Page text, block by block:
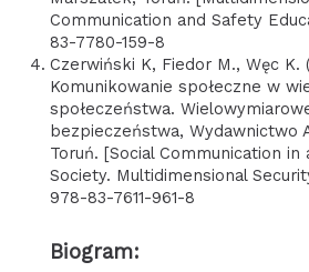
Communication and Safety
83-7780-159-8
Czerwiński K, Fiedor M., Węc K.
Komunikowanie społeczne w
społeczeństwa.
bezpieczeństwa, Wydawnictwo
Toruń. [Social Communication in
Society. Multidimensional
978-83-7611-961-8
Biogram: